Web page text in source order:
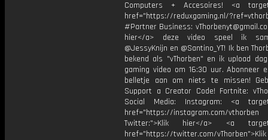
Computers + Accesoires! <a
href="https://reduxgaming.nl/
#Partner Business:
hier</a> deze video speel ik
@JessyKnijn en @Santino_YT! Ik ben
bekend als "vThorben" en ik upload
gaming video om 16:30 uur. Abonneer
belletje aan om niets te missen!
Support a Creator Code! Fortnite:
Social Media: Instagram: <a
href="https://instagram.com/vthorben
Twitter:">Klik hier</a> <a
href="https://twitter.com/